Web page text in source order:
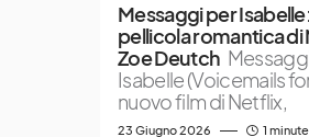
Messaggi per
pellicola romantica di
Zoe Deutch
Isabelle (Voicemails
nuovo film di Netflix,
23 Giugno 2026 1